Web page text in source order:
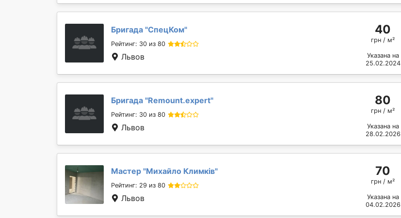
Бригада "СпецКом"
Рейтинг: 30 из 80
Львов
40
грн / м²
Указана на
25.02.2024
Бригада "Remount.expert"
Рейтинг: 30 из 80
Львов
80
грн / м²
Указана на
28.02.2026
Мастер "Михайло Климків"
Рейтинг: 29 из 80
Львов
70
грн / м²
Указана на
04.02.2026